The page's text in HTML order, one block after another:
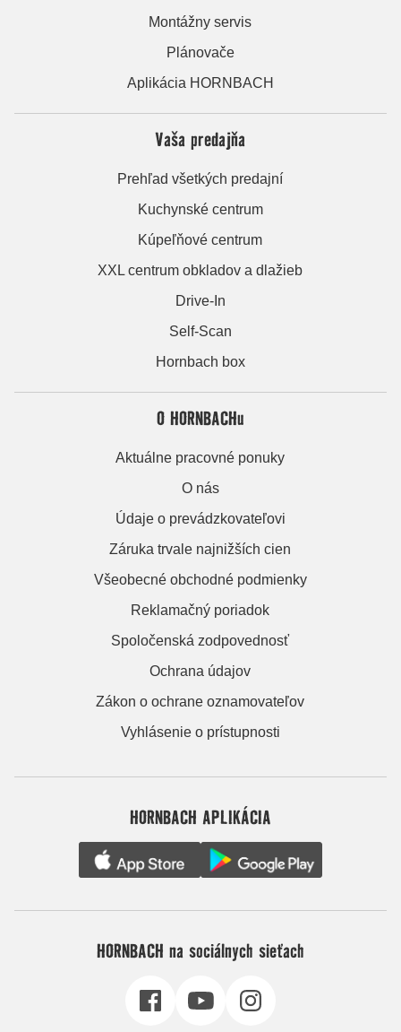
Montážny servis
Plánovače
Aplikácia HORNBACH
Vaša predajňa
Prehľad všetkých predajní
Kuchynské centrum
Kúpeľňové centrum
XXL centrum obkladov a dlažieb
Drive-In
Self-Scan
Hornbach box
O HORNBACHu
Aktuálne pracovné ponuky
O nás
Údaje o prevádzkovateľovi
Záruka trvale najnižších cien
Všeobecné obchodné podmienky
Reklamačný poriadok
Spoločenská zodpovednosť
Ochrana údajov
Zákon o ochrane oznamovateľov
Vyhlásenie o prístupnosti
HORNBACH APLIKÁCIA
HORNBACH na sociálnych sieťach